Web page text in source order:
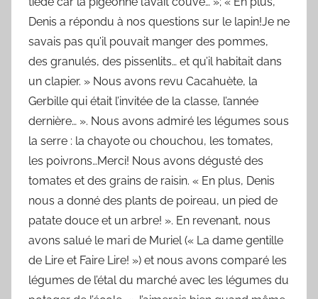
Denis a répondu à nos questions sur le lapin!Je ne
savais pas qu’il pouvait manger des pommes,
des granulés, des pissenlits… et qu’il habitait dans
un clapier. » Nous avons revu Cacahuète, la
Gerbille qui était l’invitée de la classe, l’année
dernière… ». Nous avons admiré les légumes sous
la serre : la chayote ou chouchou, les tomates,
les poivrons…Merci! Nous avons dégusté des
tomates et des grains de raisin. « En plus, Denis
nous a donné des plants de poireau, un pied de
patate douce et un arbre! ». En revenant, nous
avons salué le mari de Muriel (« La dame gentille
de Lire et Faire Lire! ») et nous avons comparé les
légumes de l’étal du marché avec les légumes du